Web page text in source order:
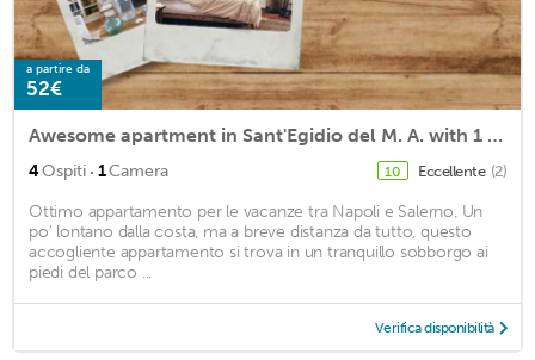
a partire da
52€
Awesome apartment in Sant'Egidio del M. A. with 1 Bedrooms and WiFi
4Ospiti · 1Camera 10 Eccellente (2)
Ottimo appartamento per le vacanze tra Napoli e Salerno. Un
po' lontano dalla costa, ma a breve distanza da tutto, questo
accogliente appartamento si trova in un tranquillo sobborgo ai
piedi del parco ...
Verifica disponibilità